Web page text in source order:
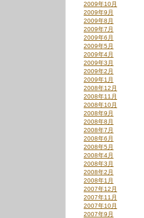
2009年10月
2009年9月
2009年8月
2009年7月
2009年6月
2009年5月
2009年4月
2009年3月
2009年2月
2009年1月
2008年12月
2008年11月
2008年10月
2008年9月
2008年8月
2008年7月
2008年6月
2008年5月
2008年4月
2008年3月
2008年2月
2008年1月
2007年12月
2007年11月
2007年10月
2007年9月